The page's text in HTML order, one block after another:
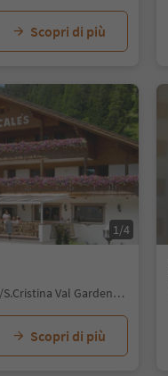
Scopri di più
1/4
S.Cristina Gherdëina/S.Cristina Val Gardena, Santa Cristina Val Gardena, Regione dolomitica Val Gardena
Scopri di più